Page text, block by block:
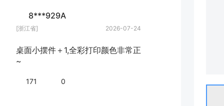
8***929A
[浙江省] 2026-07-24
桌面小摆件＋1,全彩打印颜色非常正
~
171 0